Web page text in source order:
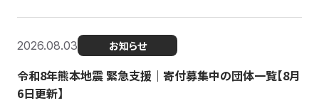
2026.08.03 お知らせ
令和8年熊本地震 緊急支援｜寄付募集中の団体一覧【8月
6日更新】